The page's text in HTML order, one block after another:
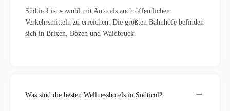
Südtirol ist sowohl mit Auto als auch öffentlichen
Verkehrsmitteln zu erreichen. Die größten Bahnhöfe befinden
sich in Brixen, Bozen und Waidbruck.
Was sind die besten Wellnesshotels in Südtirol?